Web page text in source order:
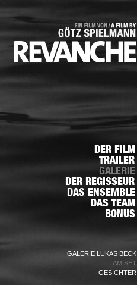
GALERIE LUKAS BECK
AM SET
GESICHTER